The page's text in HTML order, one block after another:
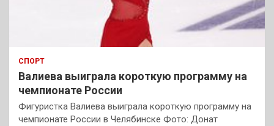
СПОРТ
Валиева выиграла короткую программу на
чемпионате России
Фигуристка Валиева выиграла короткую программу на
чемпионате России в Челябинске Фото: Донат